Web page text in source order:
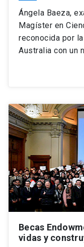
Ángela Baeza,
Magíster en
reconocida por
Australia con un
Becas
vidas y